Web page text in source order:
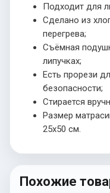
Подходит для
Сделано из
перегрева;
Съёмная
липучках;
Есть прорези
безопасности;
Стирается
Размер
25х50 см.
Похожие